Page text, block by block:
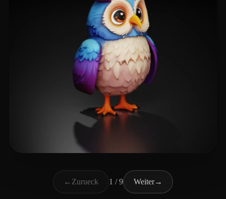
← Zurueck 1 / 9 Weiter→